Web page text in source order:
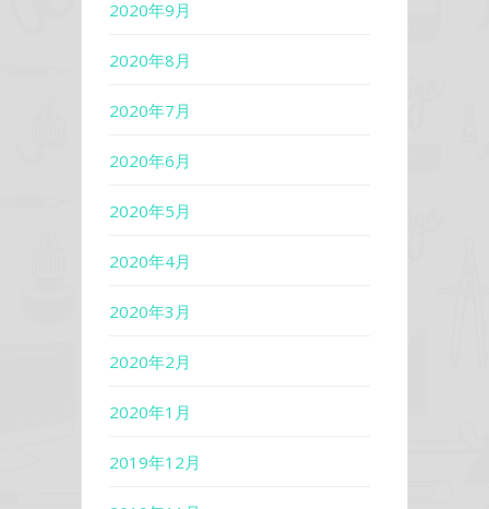
2020年9月
2020年8月
2020年7月
2020年6月
2020年5月
2020年4月
2020年3月
2020年2月
2020年1月
2019年12月